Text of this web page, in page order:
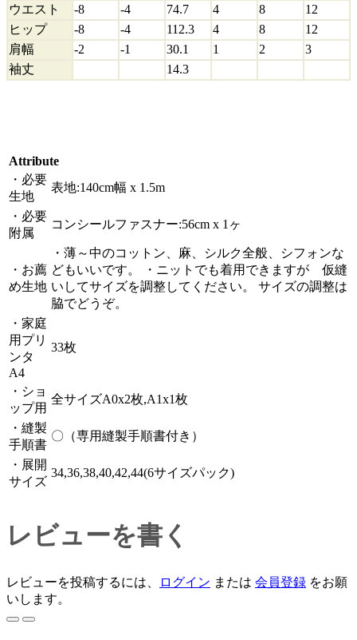
ウエスト
-8 -4 74.7 4 8
12
ヒップ
-8 -4 112.3 4 8
12
肩幅
-2 -1 30.1 1 2
3
袖丈
14.3
Attribute
・必要
生地
表地:140cm幅 x 1.5m
・必要
附属
コンシールファスナー:56cm x 1ヶ
・お薦
め生地
・薄～中のコットン、麻、シルク全般、シフォンな
どもいいです。 ・ニットでも着用できますが 仮縫
いしてサイズを調整してください。 サイズの調整は
脇でどうぞ。
・家庭
用プリ
ンタ
A4
33枚
・ショ
ップ用
全サイズA0x2枚,A1x1枚
・縫製
手順書
〇（専用縫製手順書付き）
・展開
サイズ
34,36,38,40,42,44(6サイズパック)
レビューを書く
レビューを投稿するには、 ログイン または 会員登録 をお願
いします。